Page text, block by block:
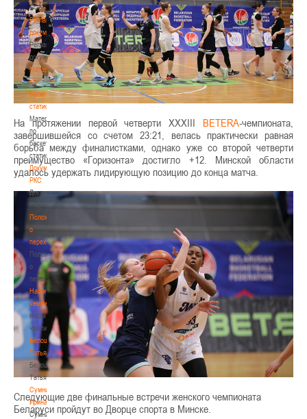
БФБ
Регламентирующие
документы
Регламентирующие
документы
Материалы
по
баскетбольной
статистике
Материалы
по
баскетбольной
статистике
Документы
РКС
Документы
РКС
Положение
о
переходах
Положение
о
переходах
Наши
чемпионы
Наши
чемпионы
Белошапко
Татьяна
Белошапко
Татьяна
Сумникова
Ирина
Сумникова
На протяжении первой четверти XXХIII BETERA-чемпионата,
завершившейся со счетом 23:21, велась практически равная
борьба между финалистками, однако уже со второй четверти
преимущество «Горизонта» достигло +12. Минской области
удалось удержать лидирующую позицию до конца матча.
Следующие две финальные встречи женского чемпионата
Беларуси пройдут во Дворце спорта в Минске.